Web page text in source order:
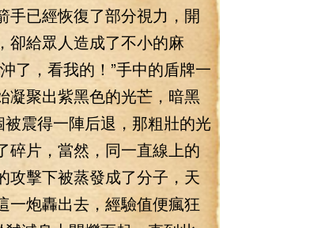
手已經恢復了部分視力，開
卻給眾人造成了不小的麻
了，看我的！”手中的盾牌一
凝聚出紫黑色的光芒，暗黑
震得一陣后退，那粗壯的光
碎片，當然，同一直線上的
攻擊下被蒸發成了分子，天
一炮轟出去，經驗值便瘋狂